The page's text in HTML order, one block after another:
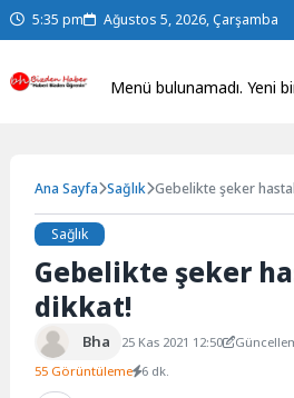
Skip
to
5:35 pm Ağustos 5, 2026, Çarşamba
Menü bulunamadı. Yeni
Ana Sayfa Sağlık Gebelikte şeker
Sağlık
Gebelikte şeker
dikkat!
Bha 25 Kas 2021 12:50
55 Görüntüleme 6 dk.